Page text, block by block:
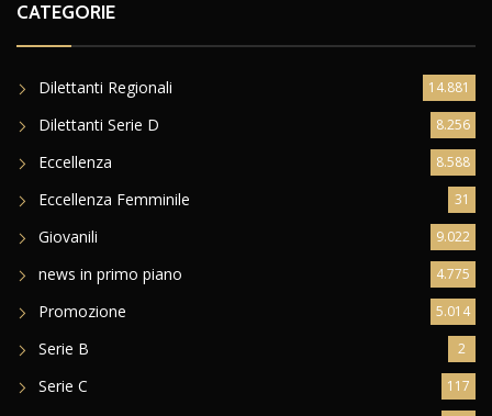
CATEGORIE
Dilettanti Regionali 14.881
Dilettanti Serie D 8.256
Eccellenza 8.588
Eccellenza Femminile 31
Giovanili 9.022
news in primo piano 4.775
Promozione 5.014
Serie B 2
Serie C 117